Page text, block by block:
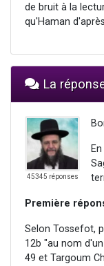
de bruit à la
qu'Haman
La
45345 réponses
Première
Selon Tossefot,
12b "au nom
49 et Targoum